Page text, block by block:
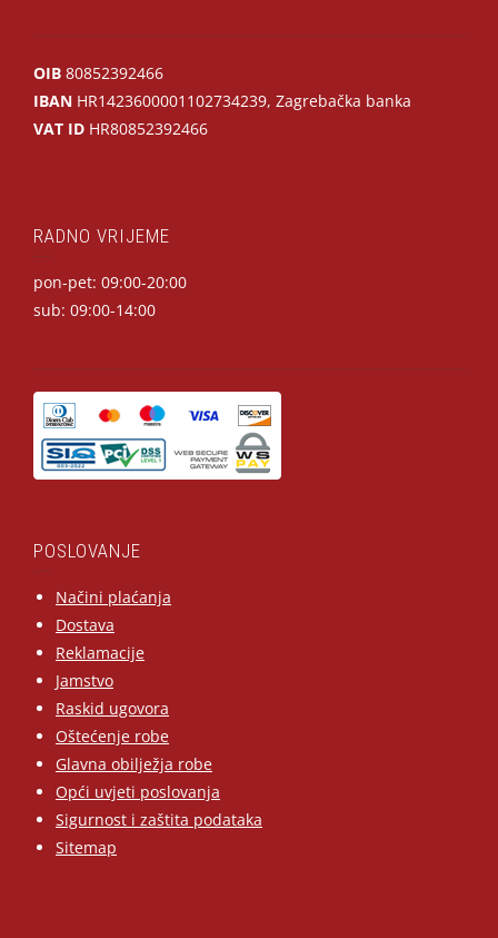
OIB 80852392466
IBAN HR1423600001102734239, Zagrebačka banka
VAT ID HR80852392466
RADNO VRIJEME
pon-pet: 09:00-20:00
sub: 09:00-14:00
POSLOVANJE
Načini plaćanja
Dostava
Reklamacije
Jamstvo
Raskid ugovora
Oštećenje robe
Glavna obilježja robe
Opći uvjeti poslovanja
Sigurnost i zaštita podataka
Sitemap